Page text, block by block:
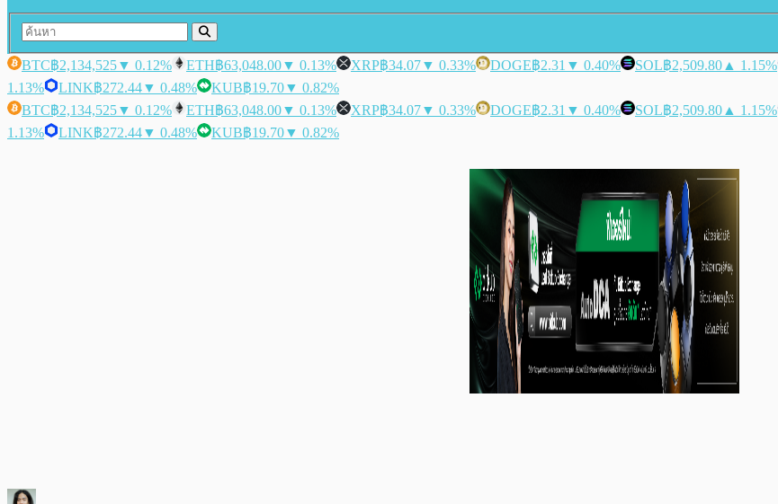
BTC฿2,134,525▼ 0.12% ETH฿63,048.00▼ 0.13% XRP฿34.07▼ 0.33% DOGE฿2.31 ▼ 0.40% SOL฿2,509.80 ▲ 1.15%
1.13%
LINK฿272.44▼ 0.48% KUB฿19.70▼ 0.82%
BTC฿2,134,525▼ 0.12% ETH฿63,048.00▼ 0.13% XRP฿34.07▼ 0.33% DOGE฿2.31 ▼ 0.40% SOL฿2,509.80 ▲ 1.15%
1.13%
LINK฿272.44▼ 0.48% KUB฿19.70▼ 0.82%